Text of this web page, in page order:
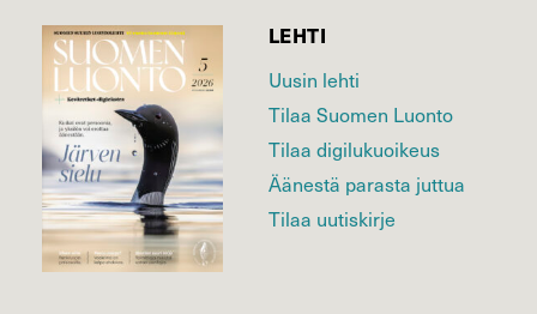
LEHTI
Uusin lehti
Tilaa Suomen Luonto
Tilaa digilukuoikeus
Äänestä parasta juttua
Tilaa uutiskirje